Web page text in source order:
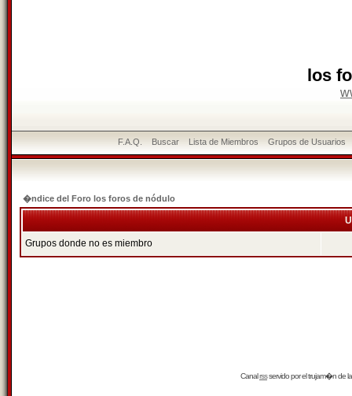
los
F.A.Q. Buscar Lista de Miembros Grupos de Usuarios
�ndice del Foro los foros de nódulo
Grupos donde no es miembro
Canalrssservido por eltrujam�nde